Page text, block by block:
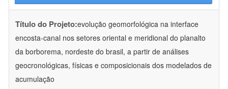
Título do Projeto:evolução geomorfológica na interface
encosta-canal nos setores oriental e meridional do planalto
da borborema, nordeste do brasil, a partir de análises
geocronológicas, físicas e composicionais dos modelados de
acumulação